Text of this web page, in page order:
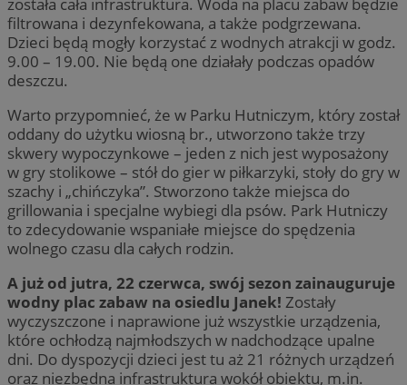
filtrowana i dezynfekowana, a także podgrzewana.
Dzieci będą mogły korzystać z wodnych atrakcji w godz.
9.00 – 19.00. Nie będą one działały podczas opadów
deszczu.
Warto przypomnieć, że w Parku Hutniczym, który został
oddany do użytku wiosną br., utworzono także trzy
skwery wypoczynkowe – jeden z nich jest wyposażony
w gry stolikowe – stół do gier w piłkarzyki, stoły do gry w
szachy i „chińczyka”. Stworzono także miejsca do
grillowania i specjalne wybiegi dla psów. Park Hutniczy
to zdecydowanie wspaniałe miejsce do spędzenia
wolnego czasu dla całych rodzin.
A już od jutra, 22 czerwca, swój sezon zainauguruje
wodny plac zabaw na osiedlu Janek! Zostały
wyczyszczone i naprawione już wszystkie urządzenia,
które ochłodzą najmłodszych w nadchodzące upalne
dni. Do dyspozycji dzieci jest tu aż 21 różnych urządzeń
oraz niezbędna infrastruktura wokół obiektu, m.in.